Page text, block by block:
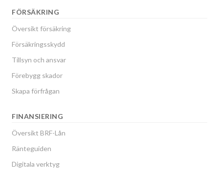
FÖRSÄKRING
Översikt försäkring
Försäkringsskydd
Tillsyn och ansvar
Förebygg skador
Skapa förfrågan
FINANSIERING
Översikt BRF-Lån
Ränteguiden
Digitala verktyg